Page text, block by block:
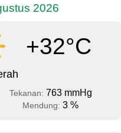
2026
+32°C
Tekanan: 763 mmHg
Mendung: 3 %